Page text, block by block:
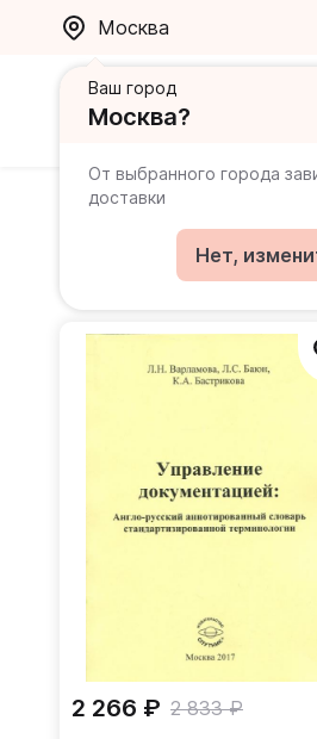
Москва
Ваш город
Москва?
От выбранного города
доставки
Нет,
Варламова Людмила
Книги автора
2 266 ₽ 2 833 ₽